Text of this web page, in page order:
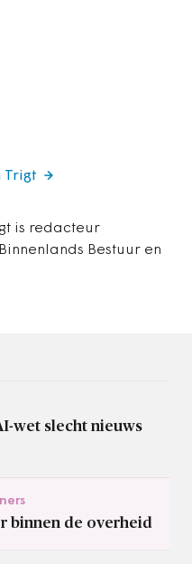
is redacteur
Bestuur en
Trigt
wet slecht nieuws
binnen de overheid